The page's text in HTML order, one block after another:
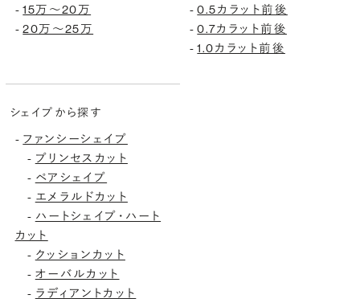
-15万〜20万
-20万〜25万
-0.5カラット前後
-0.7カラット前後
-1.0カラット前後
シェイプから探す
- ファンシーシェイプ
- プリンセスカット
- ペアシェイプ
- エメラルドカット
- ハートシェイプ・ハート
カット
- クッションカット
- オーバルカット
- ラディアントカット